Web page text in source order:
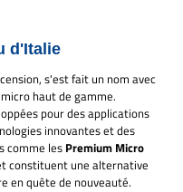
d'Italie
s'est fait un nom avec
haut de gamme.
pour des applications
innovantes et des
comme les Premium Micro
constituent une alternative
en quête de nouveauté.